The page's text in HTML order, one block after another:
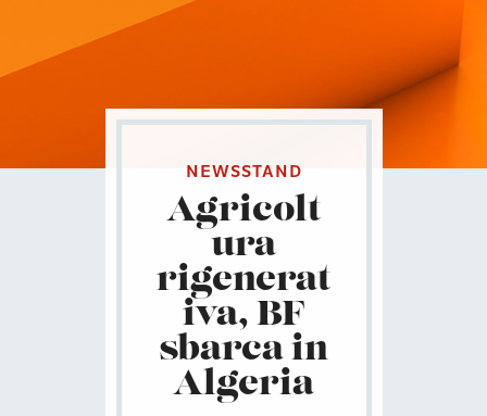
NEWSSTAND
Agricolt
ura
rigenerat
iva, BF
sbarca in
Algeria